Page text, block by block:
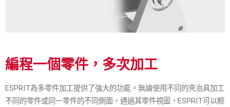
編程一個零件，多次加工
ESPRIT為多零件加工提供了強大的功能。無論使用不同的夾治具加工
不同的零件或同一零件的不同側面。通過其零件視圖，ESPRIT可以輕